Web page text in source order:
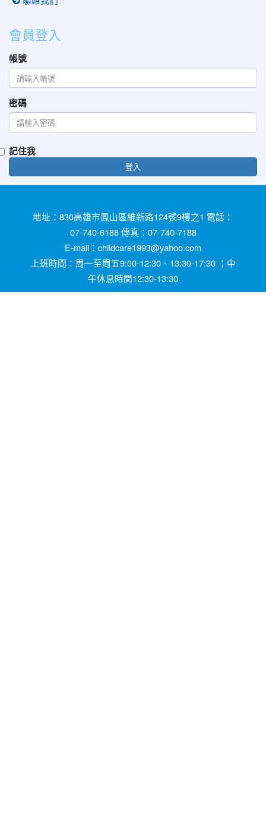
會員登入
帳號
密碼
記住我
登入
地址：830高雄市鳳山區維新路124號9樓之1 電話：
07-740-6188 傳真：07-740-7188
E-mail：childcare1993@yahoo.com
上班時間：周一至周五9:00-12:30、13:30-17:30 ；中
午休息時間12:30-13:30